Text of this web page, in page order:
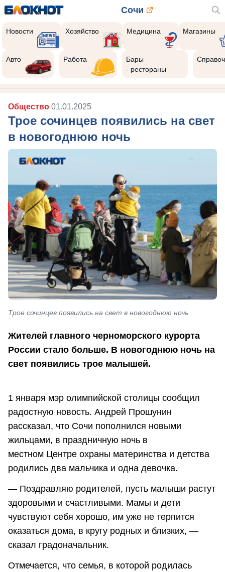
Сочи
Новости Хозяйство Медицина Магазины
Авто Работа
Бары
- рестораны
Общество 01.01.2025
Трое сочинцев появились на свет
в новогоднюю ночь
Трое сочинцев появились на свет в новогоднюю ночь
Жителей главного черноморского курорта
России стало больше. В новогоднюю ночь на
свет появились трое малышей.
1 января мэр олимпийской столицы сообщил
радостную новость. Андрей Прошунин
рассказал, что Сочи пополнился новыми
жильцами, в праздничную ночь в
местном Центре охраны материнства и детства
родились два мальчика и одна девочка.
— Поздравляю родителей, пусть малыши растут
здоровыми и счастливыми. Мамы и дети
чувствуют себя хорошо, им уже не терпится
оказаться дома, в кругу родных и близких, —
сказал градоначальник.
Отмечается, что семья, в которой родилась